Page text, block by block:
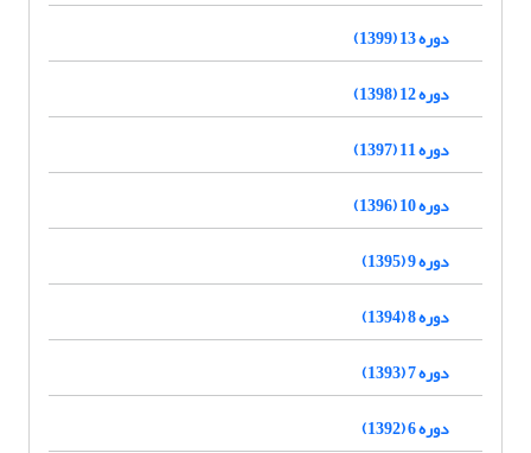
دوره 13 (1399)
دوره 12 (1398)
دوره 11 (1397)
دوره 10 (1396)
دوره 9 (1395)
دوره 8 (1394)
دوره 7 (1393)
دوره 6 (1392)